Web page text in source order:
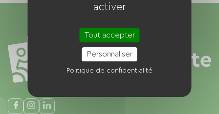
activer
Tout accepter
Personnaliser
Politique de confidentialité